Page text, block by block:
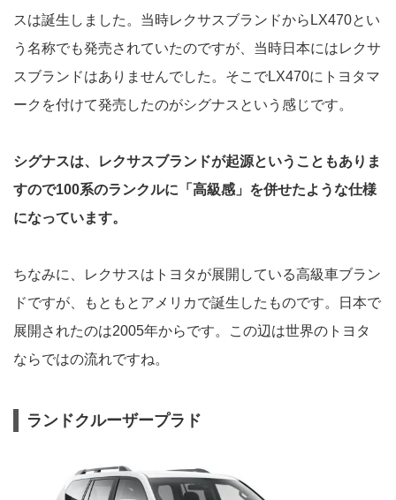
スは誕生しました。当時レクサスブランドからLX470とい
う名称でも発売されていたのですが、当時日本にはレクサ
スブランドはありませんでした。そこでLX470にトヨタマ
ークを付けて発売したのがシグナスという感じです。
シグナスは、レクサスブランドが起源ということもありま
すので100系のランクルに「高級感」を併せたような仕様
になっています。
ちなみに、レクサスはトヨタが展開している高級車ブラン
ドですが、もともとアメリカで誕生したものです。日本で
展開されたのは2005年からです。この辺は世界のトヨタ
ならではの流れですね。
ランドクルーザープラド